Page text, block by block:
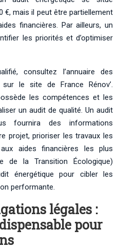
€, mais il peut être partiellement
financières. Par ailleurs, un
les priorités et d’optimiser
consultez l’annuaire des
le site de France Rénov’.
les compétences et les
un audit de qualité. Un audit
fournira des informations
projet, prioriser les travaux les
aides financières les plus
de la Transition Écologique)
énergétique pour cibler les
performante.
légales :
pour